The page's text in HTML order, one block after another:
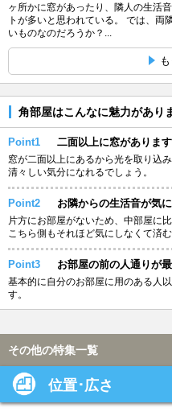
ヶ所かに窓があったり、隣人の生活
トが多いと思われている。 では、両
いものなのだろうか？...
角部屋はこんなに魅力があり
Point1 二面以上に窓があります
窓が二面以上にあるから光を取り込
清々しい気分になれるでしょう。
Point2 お隣からの生活音が気
片方にお部屋がないため、中部屋に
こちら側もそれほど気にしなくて済
Point3 お部屋の前の人通りが
基本的に自分のお部屋に用のある人
す。
その他の特集一覧
位置･広さ